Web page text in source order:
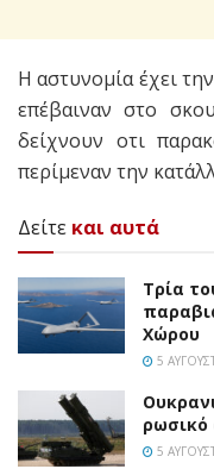
Η αστυνομία έχει
επέβαιναν στο
δείχνουν οτι
περίμεναν την
Δείτε και αυτά
Τρία
Χώρου
5
ρωσικό
5